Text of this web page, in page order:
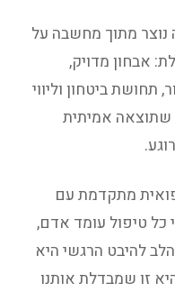
נוצר מתוך מחשבה על
אבחון מדויק,
ביטחון וליווי
שתוצאה אמיתית
מתקדמת עם
כל טיפול עומד אדם,
להיבט הרגשי היא
זו שמבדלת אותנו